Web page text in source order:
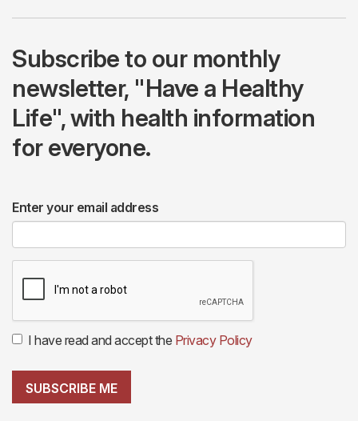
Subscribe to our monthly
newsletter, "Have a Healthy
Life", with health information
for everyone.
Enter your email address
I have read and accept the Privacy Policy
SUBSCRIBE ME